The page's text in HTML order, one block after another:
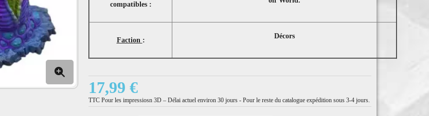
compatibles :
Faction : Décors
17,99 €
TTC Pour les impressiosn 3D – Délai actuel environ 30 jours - Pour le reste du catalogue expédition sous 3-4 jours.